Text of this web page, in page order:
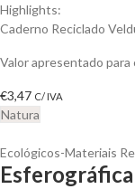
Highlights:
Caderno Reciclado
Valor apresentado
€3,47 C/ IVA
Natura
Ecológicos-Materiais